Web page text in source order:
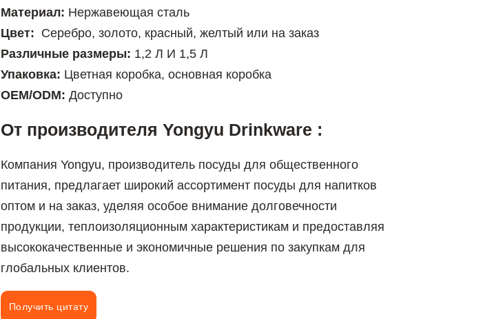
Материал: Нержавеющая сталь
Цвет: Серебро, золото, красный, желтый или на заказ
Различные размеры: 1,2 Л И 1,5 Л
Упаковка: Цветная коробка, основная коробка
OEM/ODM: Доступно
От производителя Yongyu Drinkware :
Компания Yongyu, производитель посуды для общественного
питания, предлагает широкий ассортимент посуды для напитков
оптом и на заказ, уделяя особое внимание долговечности
продукции, теплоизоляционным характеристикам и предоставляя
высококачественные и экономичные решения по закупкам для
глобальных клиентов.
Получить цитату